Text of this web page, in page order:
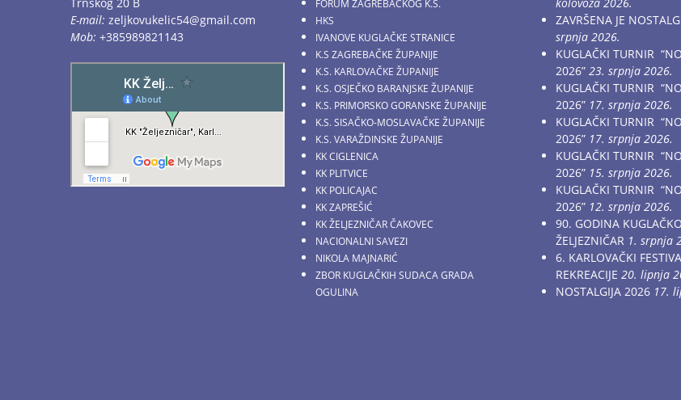
Trnskog 20 B
E-mail: zeljkovukelic54@gmail.com
Mob: +385989821143
FORUM ZAGREBAČKOG K.S.
HKS
IVANOVE KUGLAČKE STRANICE
K.S ZAGREBAČKE ŽUPANIJE
K.S. KARLOVAČKE ŽUPANIJE
K.S. OSJEČKO BARANJSKE ŽUPANIJE
K.S. PRIMORSKO GORANSKE ŽUPANIJE
K.S. SISAČKO-MOSLAVAČKE ŽUPANIJE
K.S. VARAŽDINSKE ŽUPANIJE
KK CIGLENICA
KK PLITVICE
KK POLICAJAC
KK ZAPREŠIĆ
KK ŽELJEZNIČAR ČAKOVEC
NACIONALNI SAVEZI
NIKOLA MAJNARIĆ
ZBOR KUGLAČKIH SUDACA GRADA
OGULINA
kolovoza 2026.
ZAVRŠENA JE
srpnja 2026.
KUGLAČKI TURNIR
2026” 23. srpnja 2026.
KUGLAČKI TURNIR
2026” 17. srpnja 2026.
KUGLAČKI TURNIR
2026” 17. srpnja 2026.
KUGLAČKI TURNIR
2026” 15. srpnja 2026.
KUGLAČKI TURNIR
2026” 12. srpnja 2026.
90. GODINA
ŽELJEZNIČAR 1. srpnja
6. KARLOVAČKI
REKREACIJE 20. lipnja
NOSTALGIJA 2026 17.